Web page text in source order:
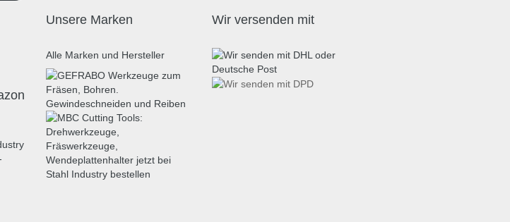
Unsere Marken
Alle Marken und Hersteller
Wir versenden mit